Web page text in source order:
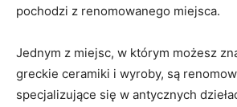
⁣pochodzi z renomowanego ⁤miejsca.
Jednym z miejsc, ​w którym możesz
greckie ceramiki i wyroby, są⁤
specjalizujące się w⁤ antycznych